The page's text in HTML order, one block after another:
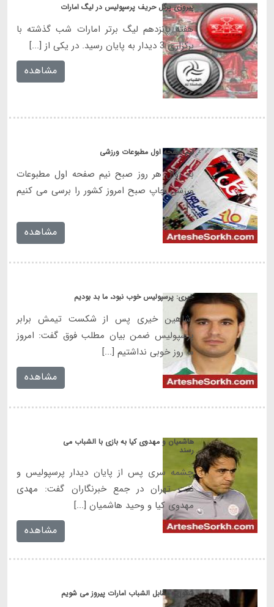
پیروزی پرگل حریف پرسپولیس در لیگ امارات
هفته پانزدهم لیگ برتر امارات شب گذشته با
برگزاری 3 دیدار به پایان رسید. در یکی از [...]
مشاهده
نیم صفحه اول مطبوعات ورزشی
به روال هر روز صبح نیم صفحه اول مطبوعات
ورزشی چاپ صبح امروز کشور را برسی می کنیم
: [...]
مشاهده
‎خیری: پرسپولیس خوب نبود، ما بد بودیم
شاهین خیری پس از شکست تیمش برابر
پرسپولیس ضمن بیان مطلب فوق گفت: امروز
ما روز خوبی نداشتیم [...]
مشاهده
‎هاشمیان و مهدوی کیا به بازی با الشباب می
رسند
چشمه سری پس از پایان دیدار پرسپولیس و
نفت تهران در جمع خبرنگاران گفت: مهدی
مهدوی کیا و وحید هاشمیان [...]
مشاهده
شکوری: مقابل الشباب امارات پیروز می شویم